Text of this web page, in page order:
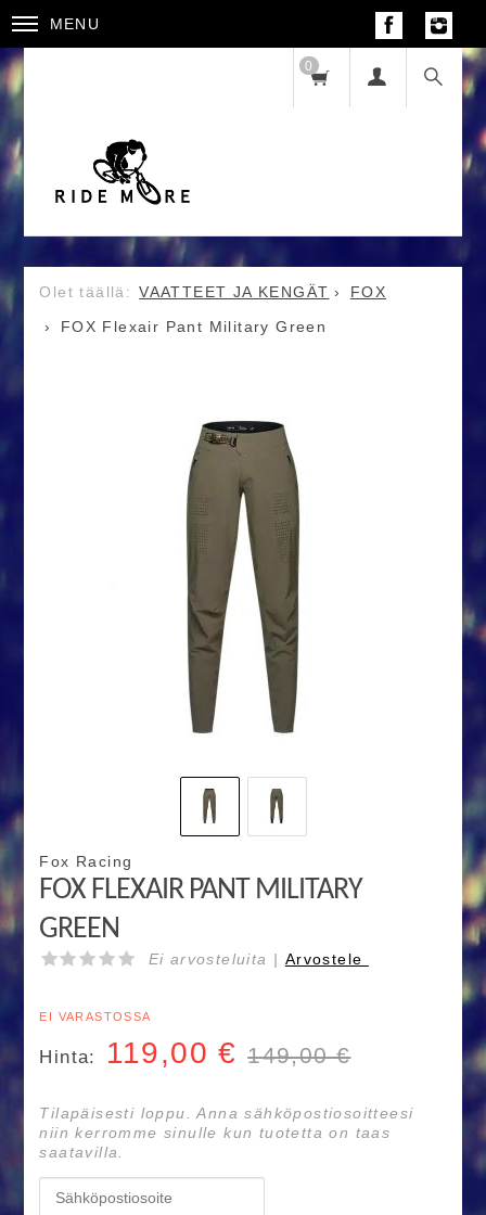
MENU
0
VAATTEET JA KENGÄT
FOX
FOX Flexair Pant Military Green
Fox Racing
FOX FLEXAIR PANT MILITARY
GREEN
Ei arvosteluita | Arvostele
EI VARASTOSSA
Hinta: 119,00€ 149,00 €
Tilapäisesti loppu. Anna sähköpostiosoitteesi
niin kerromme sinulle kun tuotetta on taas
saatavilla.